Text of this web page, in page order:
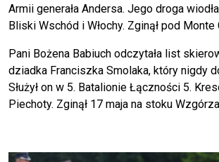
Armii generała Andersa. Jego droga
Bliski Wschód i Włochy. Zginął pod Monte
Pani Bożena Babiuch odczytała list
dziadka Franciszka Smolaka, który nigdy
Służył on w 5. Batalionie Łączności 5.
Piechoty. Zginął 17 maja na stoku